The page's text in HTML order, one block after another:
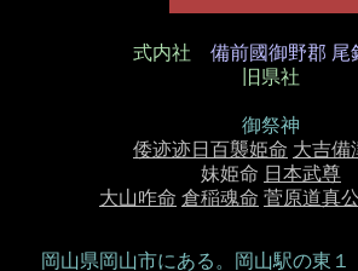
式内社
備前國御野郡 尾
旧県社
御祭神
倭迹迹日百襲姫命 大吉備
妹姫命 日本武尊
大山咋命 倉稲魂命 菅原道真公
岡山県岡山市にある。岡山駅の東１